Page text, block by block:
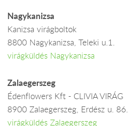
Nagykanizsa
Kanizsa virágboltok
8800 Nagykanizsa, Teleki u.1.
virágküldés Nagykanizsa
Zalaegerszeg
Édenflowers Kft - CLIVIA VIRÁG
8900 Zalaegerszeg, Erdész u. 86.
virágküldés Zalaegerszeg